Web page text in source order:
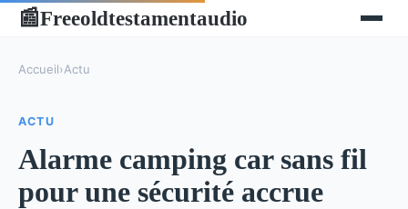
📰Freeoldtestamentaudio
Accueil›Actu
ACTU
Alarme camping car sans fil
pour une sécurité accrue